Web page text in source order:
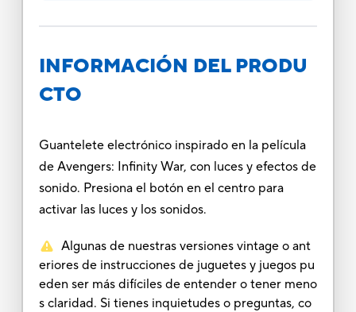
INFORMACIÓN DEL PRODU
CTO
Guantelete electrónico inspirado en la película
de Avengers: Infinity War, con luces y efectos de
sonido. Presiona el botón en el centro para
activar las luces y los sonidos.
Algunas de nuestras versiones vintage o ant
eriores de instrucciones de juguetes y juegos pu
eden ser más difíciles de entender o tener meno
s claridad. Si tienes inquietudes o preguntas, co